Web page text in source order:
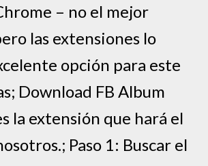
– no el mejor
las extensiones lo
opción para este
Download FB Album
la extensión que hará el
Paso 1: Buscar el